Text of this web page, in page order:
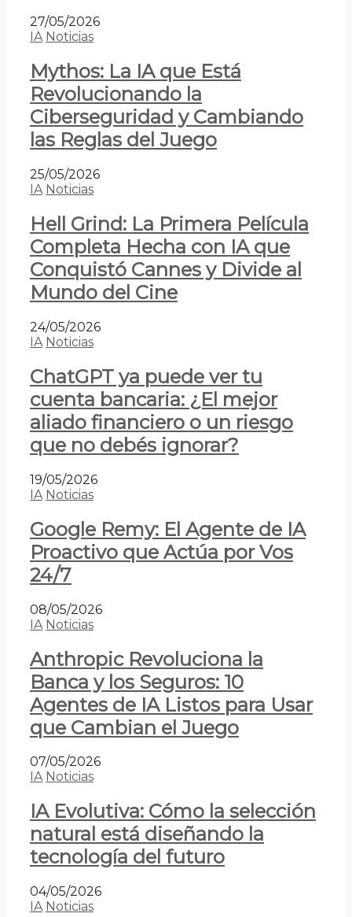
27/05/2026
IA Noticias
Mythos: La IA que Está
Revolucionando la
Ciberseguridad y Cambiando
las Reglas del Juego
25/05/2026
IA Noticias
Hell Grind: La Primera Película
Completa Hecha con IA que
Conquistó Cannes y Divide al
Mundo del Cine
24/05/2026
IA Noticias
ChatGPT ya puede ver tu
cuenta bancaria: ¿El mejor
aliado financiero o un riesgo
que no debés ignorar?
19/05/2026
IA Noticias
Google Remy: El Agente de IA
Proactivo que Actúa por Vos
24/7
08/05/2026
IA Noticias
Anthropic Revoluciona la
Banca y los Seguros: 10
Agentes de IA Listos para Usar
que Cambian el Juego
07/05/2026
IA Noticias
IA Evolutiva: Cómo la selección
natural está diseñando la
tecnología del futuro
04/05/2026
IA Noticias